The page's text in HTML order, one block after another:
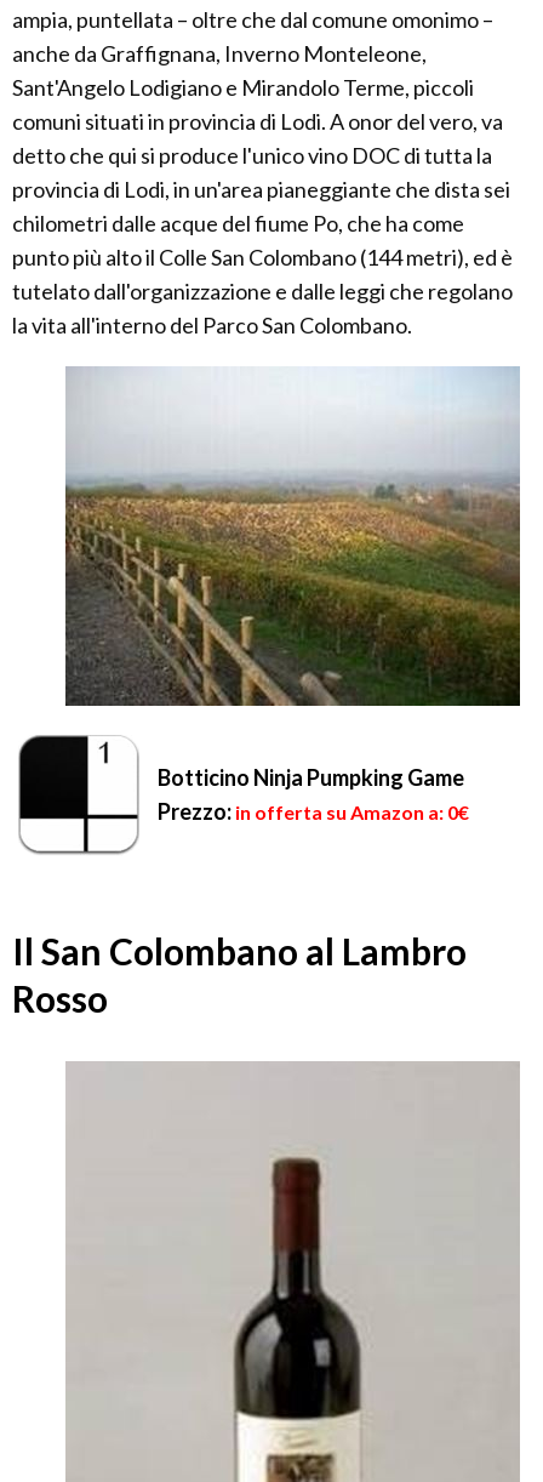
ampia, puntellata – oltre che dal comune omonimo –
anche da Graffignana, Inverno Monteleone,
Sant'Angelo Lodigiano e Mirandolo Terme, piccoli
comuni situati in provincia di Lodi. A onor del vero, va
detto che qui si produce l'unico vino DOC di tutta la
provincia di Lodi, in un'area pianeggiante che dista sei
chilometri dalle acque del fiume Po, che ha come
punto più alto il Colle San Colombano (144 metri), ed è
tutelato dall'organizzazione e dalle leggi che regolano
la vita all'interno del Parco San Colombano.
Botticino Ninja Pumpking Game
Prezzo: in offerta su Amazon a: 0€
Il San Colombano al Lambro
Rosso